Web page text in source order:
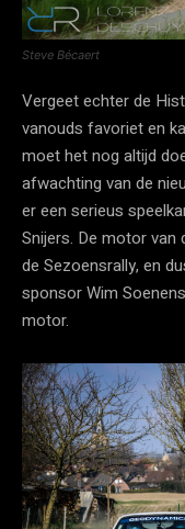
Steve Bécaert
Vergeet echter de
vanouds favoriet en
moet het nog altijd
afwachting van de
er een serieus
Snijers. De motor
de Sezoensrally, en
sponsor Wim
motor.